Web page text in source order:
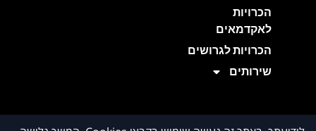
הכרויות
לאקדמאים
הכרויות לגרושים
שירותים